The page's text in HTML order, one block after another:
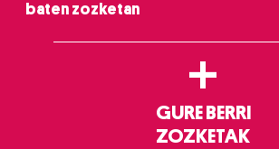
baten zozketan
+
GURE BERRI
ZOZKETAK